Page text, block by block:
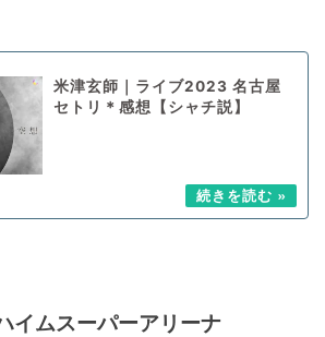
米津玄師｜ライブ2023 名古屋
セトリ＊感想【シャチ説】
イムスーパーアリーナ